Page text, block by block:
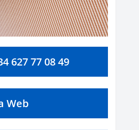
627 77 08 49
Web